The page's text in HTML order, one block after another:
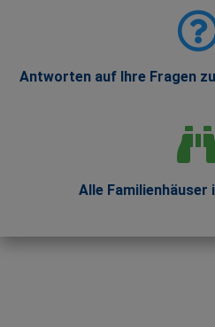
Antworten auf Ihre Fragen
Alle Familienhäuser